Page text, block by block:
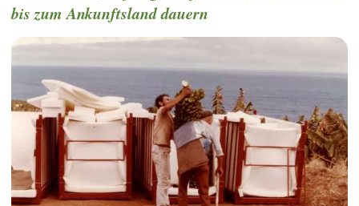
bis zum Ankunftsland dauern